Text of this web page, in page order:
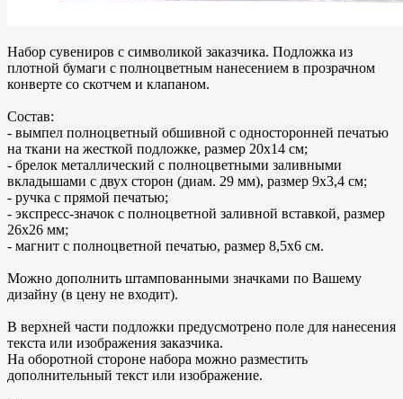
Набор сувениров с символикой заказчика. Подложка из
плотной бумаги с полноцветным нанесением в прозрачном
конверте со скотчем и клапаном.
Состав:
- вымпел полноцветный обшивной с односторонней печатью
на ткани на жесткой подложке, размер 20х14 см;
- брелок металлический с полноцветными заливными
вкладышами с двух сторон (диам. 29 мм), размер 9х3,4 см;
- ручка с прямой печатью;
- экспресс-значок с полноцветной заливной вставкой, размер
26х26 мм;
- магнит с полноцветной печатью, размер 8,5х6 см.
Можно дополнить штампованными значками по Вашему
дизайну (в цену не входит).
В верхней части подложки предусмотрено поле для нанесения
текста или изображения заказчика.
На оборотной стороне набора можно разместить
дополнительный текст или изображение.